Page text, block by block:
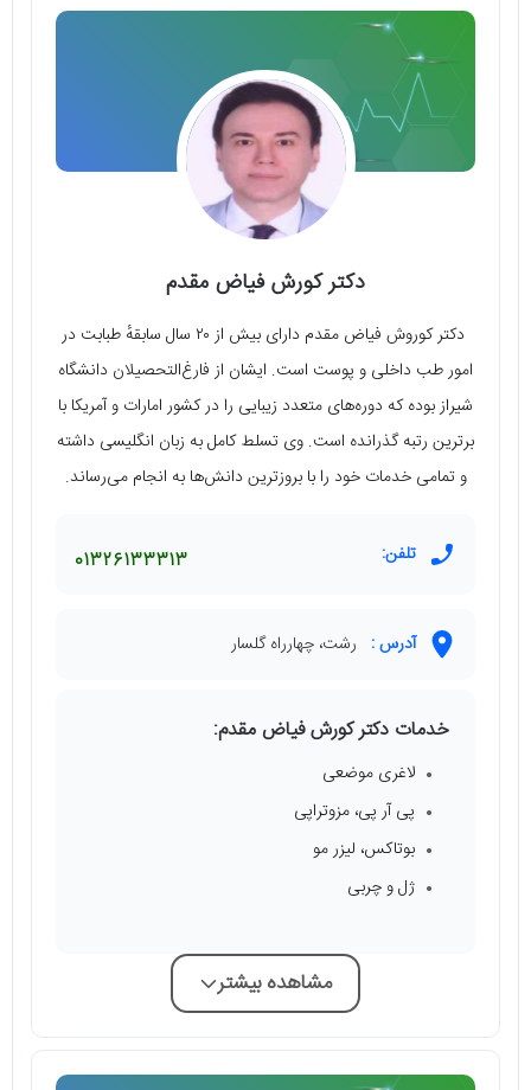
دکتر کورش فیاض مقدم
دکتر کوروش فیاض مقدم دارای بیش از ۲۰ سال سابقهٔ طبابت در
امور طب داخلی و پوست است. ایشان از فارغ‌التحصیلان دانشگاه
شیراز بوده که دوره‌های متعدد زیبایی را در کشور امارات و آمریکا با
برترین رتبه گذرانده است. وی تسلط کامل به زبان انگلیسی داشته
و تمامی خدمات خود را با بروزترین دانش‌ها به انجام می‌رساند.
تلفن: 01326133313
آدرس : رشت، چهارراه گلسار
خدمات دکتر کورش فیاض مقدم:
لاغری موضعی
پی آر پی، مزوتراپی
بوتاکس، لیزر مو
ژل و چربی
مشاهده بیشتر